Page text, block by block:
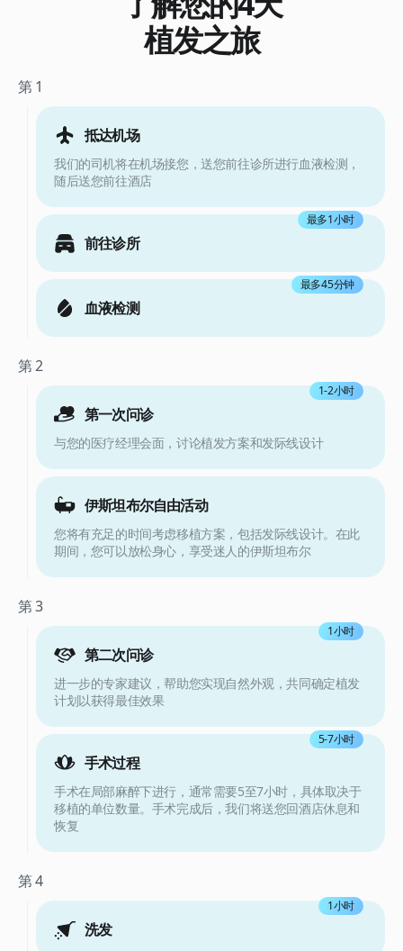
植发之旅
第 1
抵达机场
我们的司机将在机场接您，送您前往诊所进行血液检测，
随后送您前往酒店
最多1小时
前往诊所
最多45分钟
血液检测
第 2
1-2小时
第一次问诊
与您的医疗经理会面，讨论植发方案和发际线设计
伊斯坦布尔自由活动
您将有充足的时间考虑移植方案，包括发际线设计。在此
期间，您可以放松身心，享受迷人的伊斯坦布尔
第 3
1小时
第二次问诊
进一步的专家建议，帮助您实现自然外观，共同确定植发
计划以获得最佳效果
5-7小时
手术过程
手术在局部麻醉下进行，通常需要5至7小时，具体取决于
移植的单位数量。手术完成后，我们将送您回酒店休息和
恢复
第 4
1小时
洗发